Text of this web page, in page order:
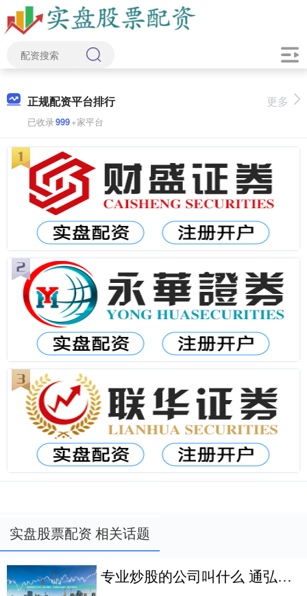
正规配资平台排行
已收录999+家平台
更多
实盘股票配资 相关话题
专业炒股的公司叫什么 通弘网配资：专注风控与低费率，稳定交易之选